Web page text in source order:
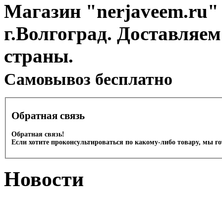
Магазин "nerjaveem.ru"
г.Волгоград.
страны.
Cамовывоз бесплатно
Обратная связь
Обратная связь!
Если хотите проконсультироваться по какому-либо товару, мы
Новости